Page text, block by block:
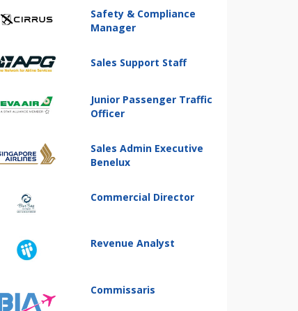
Safety & Compliance
Manager
Sales Support Staff
Junior Passenger Traffic
Officer
Sales Admin Executive
Benelux
Commercial Director
Revenue Analyst
Commissaris